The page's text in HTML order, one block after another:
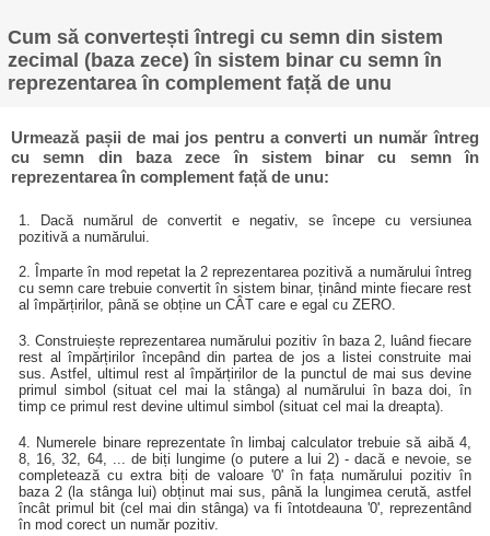
Cum să convertești întregi cu semn din sistem
zecimal (baza zece) în sistem binar cu semn în
reprezentarea în complement față de unu
Urmează pașii de mai jos pentru a converti un număr întreg
cu semn din baza zece în sistem binar cu semn în
reprezentarea în complement față de unu:
1. Dacă numărul de convertit e negativ, se începe cu versiunea
pozitivă a numărului.
2. Împarte în mod repetat la 2 reprezentarea pozitivă a numărului întreg
cu semn care trebuie convertit în sistem binar, ținând minte fiecare rest
al împărțirilor, până se obține un CÂT care e egal cu ZERO.
3. Construiește reprezentarea numărului pozitiv în baza 2, luând fiecare
rest al împărțirilor începând din partea de jos a listei construite mai
sus. Astfel, ultimul rest al împărțirilor de la punctul de mai sus devine
primul simbol (situat cel mai la stânga) al numărului în baza doi, în
timp ce primul rest devine ultimul simbol (situat cel mai la dreapta).
4. Numerele binare reprezentate în limbaj calculator trebuie să aibă 4,
8, 16, 32, 64, ... de biți lungime (o putere a lui 2) - dacă e nevoie, se
completează cu extra biți de valoare '0' în fața numărului pozitiv în
baza 2 (la stânga lui) obținut mai sus, până la lungimea cerută, astfel
încât primul bit (cel mai din stânga) va fi întotdeauna '0', reprezentând
în mod corect un număr pozitiv.